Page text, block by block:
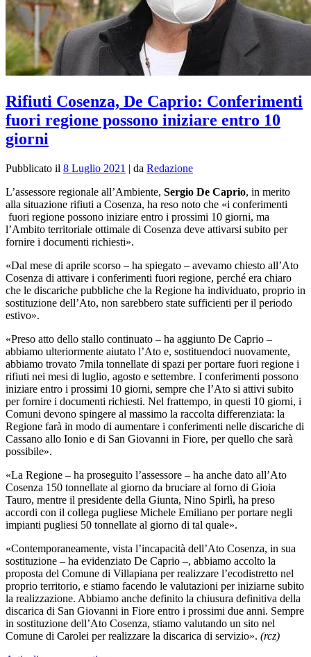
Rifiuti Cosenza, De Caprio: Conferimenti
fuori regione possono iniziare entro 10
giorni
Pubblicato il 8 Luglio 2021 | da Redazione
L’assessore regionale all’Ambiente, Sergio De Caprio, in merito
alla situazione rifiuti a Cosenza, ha reso noto che «i conferimenti
fuori regione possono iniziare entro i prossimi 10 giorni, ma
l’Ambito territoriale ottimale di Cosenza deve attivarsi subito per
fornire i documenti richiesti».
«Dal mese di aprile scorso – ha spiegato – avevamo chiesto all’Ato
Cosenza di attivare i conferimenti fuori regione, perché era chiaro
che le discariche pubbliche che la Regione ha individuato, proprio in
sostituzione dell’Ato, non sarebbero state sufficienti per il periodo
estivo».
«Preso atto dello stallo continuato – ha aggiunto De Caprio –
abbiamo ulteriormente aiutato l’Ato e, sostituendoci nuovamente,
abbiamo trovato 7mila tonnellate di spazi per portare fuori regione i
rifiuti nei mesi di luglio, agosto e settembre. I conferimenti possono
iniziare entro i prossimi 10 giorni, sempre che l’Ato si attivi subito
per fornire i documenti richiesti. Nel frattempo, in questi 10 giorni, i
Comuni devono spingere al massimo la raccolta differenziata: la
Regione farà in modo di aumentare i conferimenti nelle discariche di
Cassano allo Ionio e di San Giovanni in Fiore, per quello che sarà
possibile».
«La Regione – ha proseguito l’assessore – ha anche dato all’Ato
Cosenza 150 tonnellate al giorno da bruciare al forno di Gioia
Tauro, mentre il presidente della Giunta, Nino Spirlì, ha preso
accordi con il collega pugliese Michele Emiliano per portare negli
impianti pugliesi 50 tonnellate al giorno di tal quale».
«Contemporaneamente, vista l’incapacità dell’Ato Cosenza, in sua
sostituzione – ha evidenziato De Caprio –, abbiamo accolto la
proposta del Comune di Villapiana per realizzare l’ecodistretto nel
proprio territorio, e stiamo facendo le valutazioni per iniziarne subito
la realizzazione. Abbiamo anche definito la chiusura definitiva della
discarica di San Giovanni in Fiore entro i prossimi due anni. Sempre
in sostituzione dell’Ato Cosenza, stiamo valutando un sito nel
Comune di Carolei per realizzare la discarica di servizio». (rcz)